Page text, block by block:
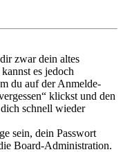
zwar dein altes
es jedoch
du auf der Anmelde-
klickst und den
schnell wieder
sein, dein Passwort
Board-Administration.